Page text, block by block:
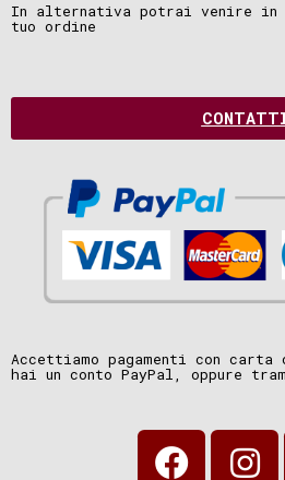
In alternativa potrai venire
tuo ordine
Accettiamo pagamenti con
hai un conto PayPal, oppure